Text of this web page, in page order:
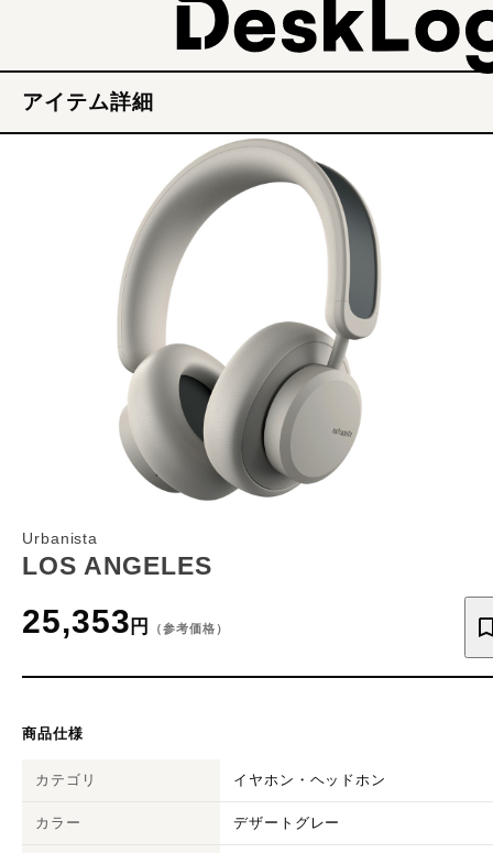
アイテム詳細
Urbanista
LOS ANGELES
25,353 円 （参考価格）
商品仕様
カテゴリ イヤホン・ヘッドホン
カラー デザートグレー